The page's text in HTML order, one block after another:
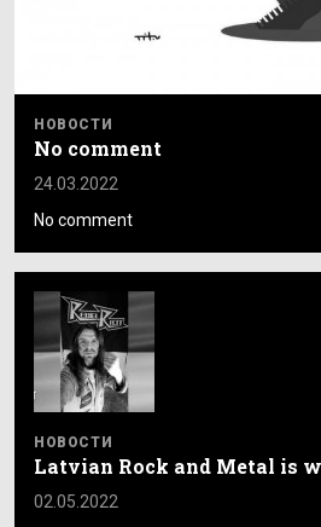
НОВОСТИ
No comment
24.03.2022
No comment
НОВОСТИ
Latvian Rock and Metal is
02.05.2022